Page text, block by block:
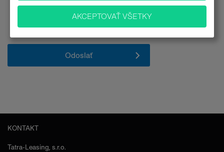
rokov.
KONTAKT
Tatra-Leasing, s.r.o.